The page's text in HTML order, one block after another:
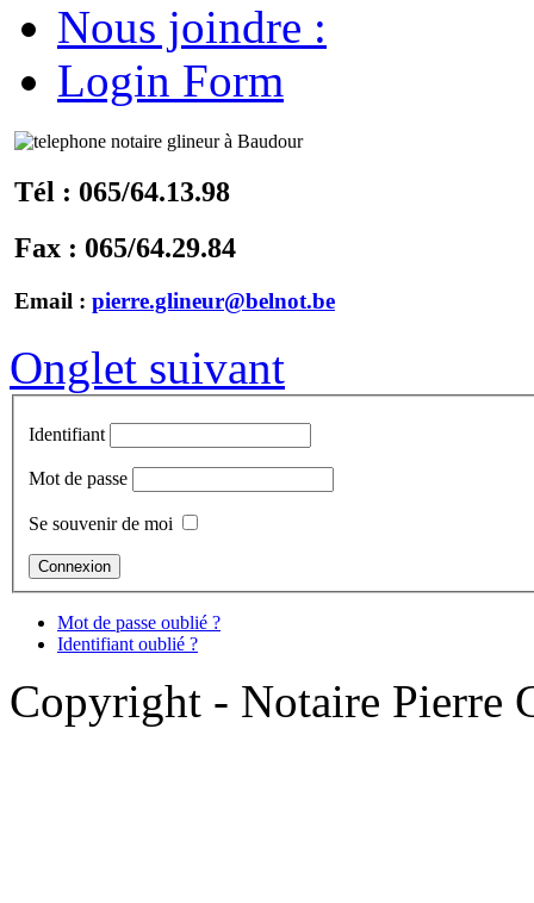
Nous joindre :
Login Form
Tél : 065/64.13.98
Fax : 065/64.29.84
Email : pierre.glineur@belnot.be
Onglet suivant
Identifiant
Mot de passe
Se souvenir de moi
Mot de passe oublié ?
Identifiant oublié ?
Copyright - Notaire Pierre